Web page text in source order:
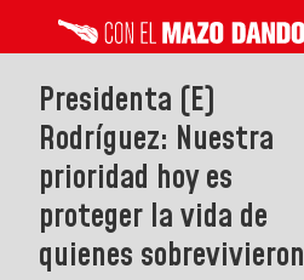
Presidenta (E)
Rodríguez: Nuestra
prioridad hoy es
proteger la vida de
quienes sobrevivieron